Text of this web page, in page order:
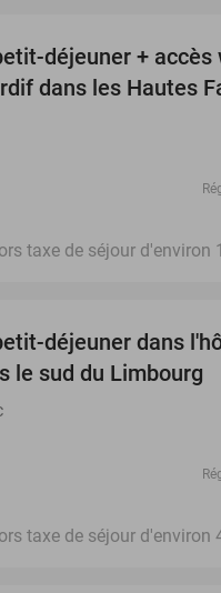
déjeuner + accès
dans les Hautes
taxe de séjour d'environ
déjeuner dans
le sud du Limbourg
taxe de séjour d'environ